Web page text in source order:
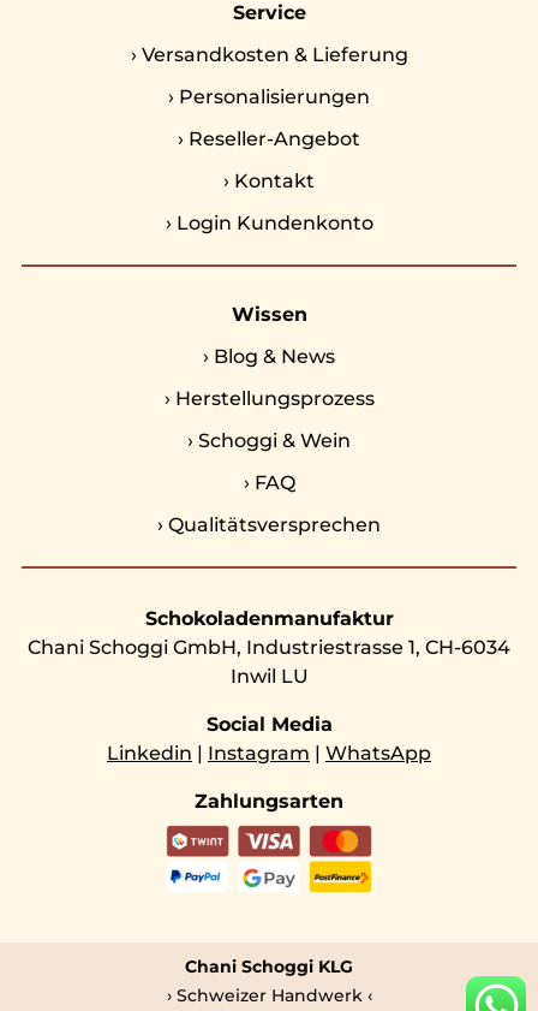
Service
› Versandkosten & Lieferung
› Personalisierungen
› Reseller-Angebot
› Kontakt
› Login Kundenkonto
Wissen
› Blog & News
› Herstellungsprozess
› Schoggi & Wein
› FAQ
› Qualitätsversprechen
Schokoladenmanufaktur
Chani Schoggi GmbH, Industriestrasse 1, CH-6034
Inwil LU
Social Media
Linkedin | Instagram | WhatsApp
Zahlungsarten
Chani Schoggi KLG
› Schweizer Handwerk ‹